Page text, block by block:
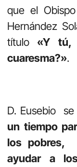
que el
Hernández
título «Y tú,
cuaresma?».
D. Eusebio
un tiempo
los pobres,
ayudar a